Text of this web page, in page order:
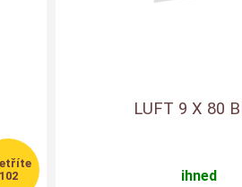
102
LUFT 9 X 80
ihned